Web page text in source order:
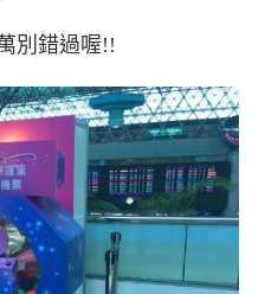
別錯過喔!!